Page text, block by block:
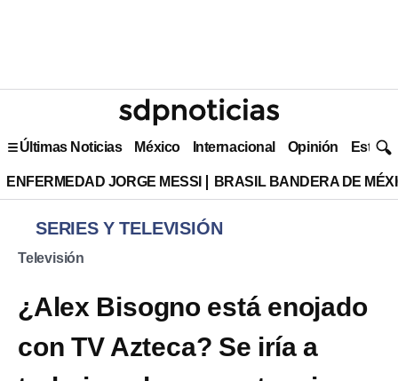
Últimas Noticias México Internacional Opinión Estilo
ENFERMEDAD JORGE MESSI BRASIL BANDERA DE
SERIES Y TELEVISIÓN
Televisión
¿Alex Bisogno está enojado
con TV Azteca? Se iría a